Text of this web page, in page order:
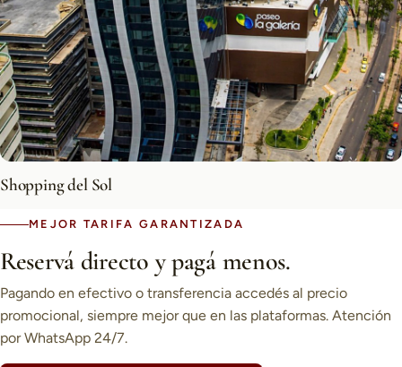
Shopping del Sol
MEJOR TARIFA GARANTIZADA
Reservá directo y pagá menos.
Pagando en efectivo o transferencia accedés al precio
promocional, siempre mejor que en las plataformas. Atención
por WhatsApp 24/7.